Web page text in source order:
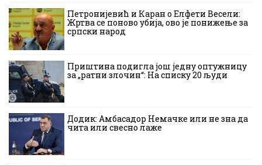
Петронијевић и Каран о Елфети Весели:
Жртва се поново убија, ово је понижење за
српски народ
Приштина подигла још једну оптужницу
за „ратни злочин“: На списку 20 људи
Додик: Амбасадор Немачке или не зна да
чита или свесно лаже